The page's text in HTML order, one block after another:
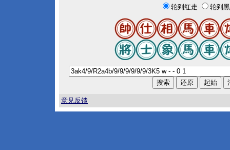
轮到红走 轮到
意见反馈